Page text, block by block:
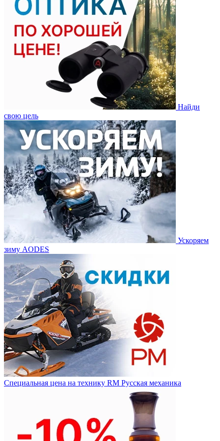
Найди
свою цель
Ускоряем
зиму AODES
Специальная цена на технику RM Русская механика